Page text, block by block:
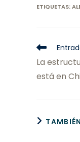
ETIQUETAS:
La
está en